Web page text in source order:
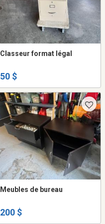
Classeur format légal
50 $
Meubles de bureau
200 $